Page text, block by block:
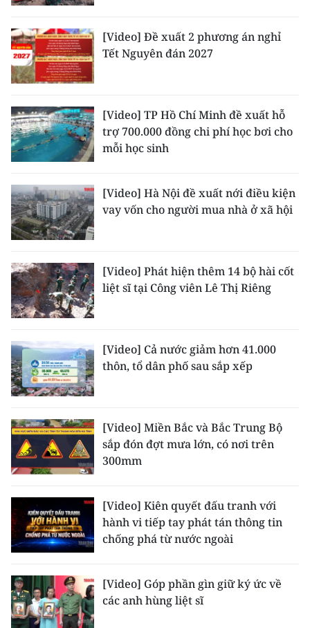
ENGLISH
中文
FRANÇAIS
РУССКИЙ
ESPAÑOL
[Video] Đề xuất 2 phương án nghỉ
Tết Nguyên đán 2027
[Video] TP Hồ Chí Minh đề xuất hỗ
trợ 700.000 đồng chi phí học bơi cho
mỗi học sinh
[Video] Hà Nội đề xuất nới điều kiện
vay vốn cho người mua nhà ở xã hội
[Video] Phát hiện thêm 14 bộ hài cốt
liệt sĩ tại Công viên Lê Thị Riêng
[Video] Cả nước giảm hơn 41.000
thôn, tổ dân phố sau sắp xếp
[Video] Miền Bắc và Bắc Trung Bộ
sắp đón đợt mưa lớn, có nơi trên
300mm
[Video] Kiên quyết đấu tranh với
hành vi tiếp tay phát tán thông tin
chống phá từ nước ngoài
[Video] Góp phần gìn giữ ký ức về
các anh hùng liệt sĩ